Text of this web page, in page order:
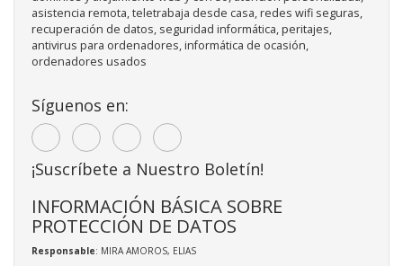
asistencia remota, teletrabaja desde casa, redes wifi seguras,
recuperación de datos, seguridad informática, peritajes,
antivirus para ordenadores, informática de ocasión,
ordenadores usados
Síguenos en:
¡Suscríbete a Nuestro Boletín!
INFORMACIÓN BÁSICA SOBRE
PROTECCIÓN DE DATOS
Responsable: MIRA AMOROS, ELIAS